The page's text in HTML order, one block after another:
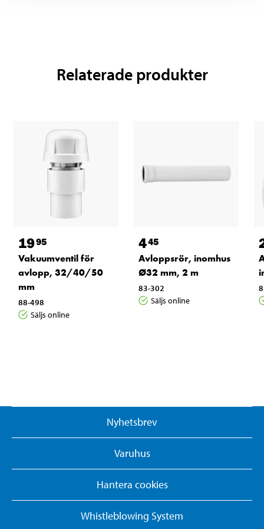
Relaterade produkter
1995
Vakuumventil för
avlopp, 32/40/50
mm
88-498
Säljs online
445
Avloppsrör, inomhus
Ø32 mm, 2 m
83-302
Säljs online
Nyhetsbrev
Varuhus
Hantera cookies
Whistleblowing System